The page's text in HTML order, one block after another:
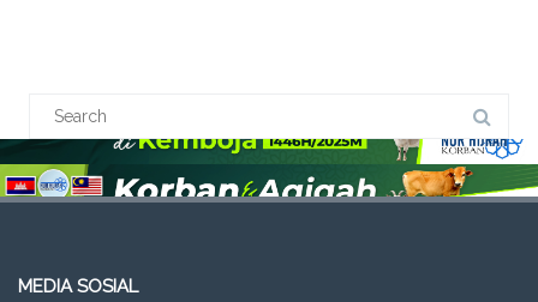
MEDIA SOSIAL